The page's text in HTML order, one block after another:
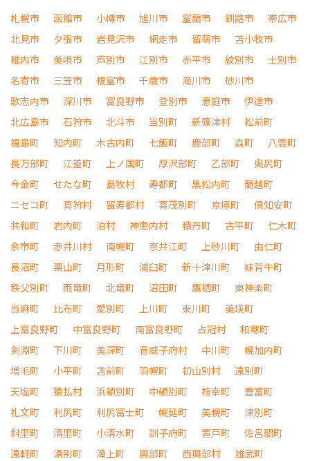
札幌市 函館市 小樽市 旭川市 室蘭市 釧路市
帯広市
北見市
夕張市 岩見沢市 網走市 留萌市
苫小牧市
稚内市
美唄市 芦別市 江別市 赤平市 紋別市
士別市
名寄市
三笠市 根室市 千歳市 滝川市
砂川市
歌志内市
深川市 富良野市 登別市 恵庭市
伊達市
北広島市
石狩市 北斗市 当別町 新篠津村
松前町
福島町
知内町 木古内町 七飯町 鹿部町 森町
八雲町
長万部町
江差町 上ノ国町 厚沢部町 乙部町
奥尻町
今金町
せたな町 島牧村 寿都町 黒松内町
蘭越町
ニセコ町
真狩村 留寿都村 喜茂別町 京極町
倶知安町
共和町
岩内町 泊村 神恵内村 積丹町 古平町
仁木町
余市町
赤井川村 南幌町 奈井江町 上砂川町
由仁町
長沼町
栗山町 月形町 浦臼町 新十津川町
妹背牛町
秩父別町
雨竜町 北竜町 沼田町 鷹栖町
東神楽町
当麻町
比布町 愛別町 上川町 東川町
美瑛町
上富良野町
中富良野町 南富良野町 占冠村
和寒町
剣淵町
下川町 美深町 音威子府村 中川町
幌加内町
増毛町
小平町 苫前町 羽幌町 初山別村
遠別町
天塩町
猿払村 浜頓別町 中頓別町 枝幸町
豊富町
礼文町
利尻町 利尻富士町 幌延町 美幌町
津別町
斜里町
清里町 小清水町 訓子府町 置戸町
佐呂間町
遠軽町
湧別町 滝上町 興部町 西興部村
雄武町